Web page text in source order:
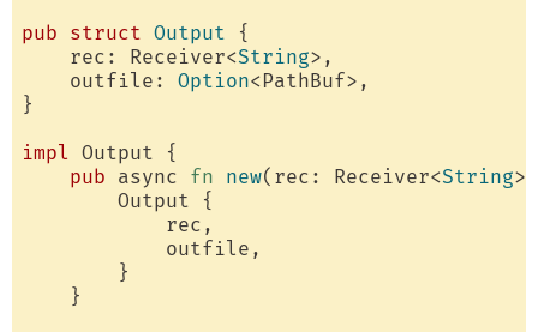
pub struct Output {
    rec: Receiver<
String>,
    outfile:
Option<PathBuf>,
}
impl Output {
pub async fn new(rec: Receiver<String
        Output {
            rec,
            outfile,
        }
    }